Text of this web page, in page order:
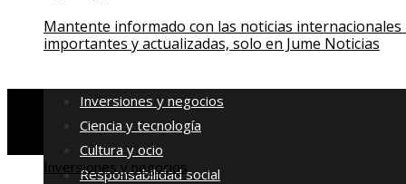
Mantente informado con las noticias internacionales
importantes y actualizadas, solo en Jume Noticias
Inversiones y negocios
Ciencia y tecnología
Cultura y ocio
Responsabilidad social
Inversiones y negocios